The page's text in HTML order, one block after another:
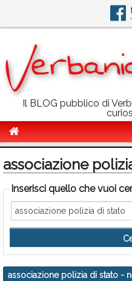
Il BLOG pubblico di
Politica
Sport
Eventi
Info Utili
Rubriche
associazione
Inserisci quello che vuoi
associazione polizia di stato -